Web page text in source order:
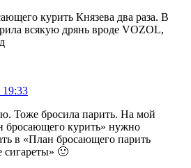
курить Князева два раза. В
всякую дрянь вроде VOZOL,
19:33
Тоже бросила парить. На мой
бросающего курить» нужно
в «План бросающего парить
сигареты» 🙂